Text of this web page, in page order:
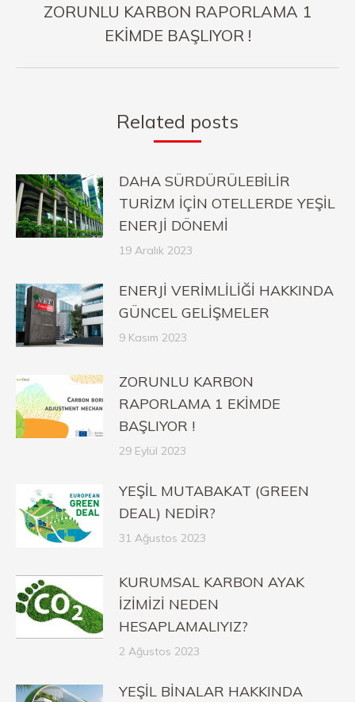
Next
post:
ZORUNLU KARBON RAPORLAMA 1
EKİMDE BAŞLIYOR !
Related posts
DAHA SÜRDÜRÜLEBİLİR
TURİZM İÇİN OTELLERDE YEŞİL
ENERJİ DÖNEMİ
19 Aralık 2023
ENERJİ VERİMLİLİĞİ HAKKINDA
GÜNCEL GELİŞMELER
9 Kasım 2023
ZORUNLU KARBON
RAPORLAMA 1 EKİMDE
BAŞLIYOR !
29 Eylül 2023
YEŞİL MUTABAKAT (GREEN
DEAL) NEDİR?
31 Ağustos 2023
KURUMSAL KARBON AYAK
İZİMİZİ NEDEN
HESAPLAMALIYIZ?
2 Ağustos 2023
YEŞİL BİNALAR HAKKINDA